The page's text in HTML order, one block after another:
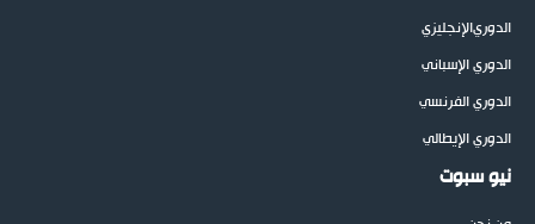
الدوريالإنجليزي
الدوري الإسباني
الدوري الفرنسي
الدوري الإيطالي
نيو سبوت